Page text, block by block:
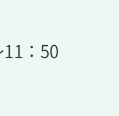
11：50